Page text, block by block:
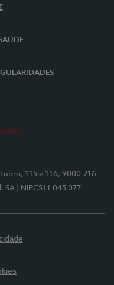
115 e 116, 9000-216
SA | NIPC511 045 077